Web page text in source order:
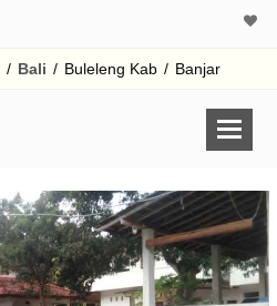
/ Bali / Buleleng Kab / Banjar
Harga Rp